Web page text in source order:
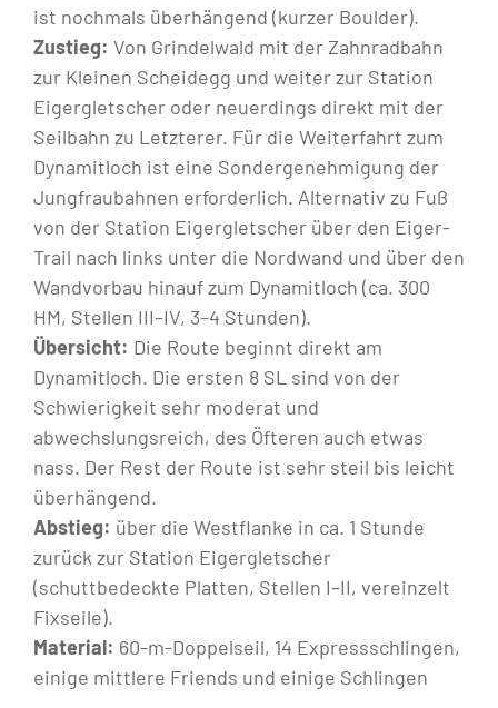
ist nochmals überhängend (kurzer Boulder).
Zustieg: Von Grindelwald mit der Zahnradbahn
zur Kleinen Scheidegg und weiter zur Station
Eigergletscher oder neuerdings direkt mit der
Seilbahn zu Letzterer. Für die Weiterfahrt zum
Dynamitloch ist eine Sondergenehmigung der
Jungfraubahnen erforderlich. Alternativ zu Fuß
von der Station Eigergletscher über den Eiger-
Trail nach links unter die Nordwand und über den
Wandvorbau hinauf zum Dynamitloch (ca. 300
HM, Stellen III–IV, 3–4 Stunden).
Übersicht: Die Route beginnt direkt am
Dynamitloch. Die ersten 8 SL sind von der
Schwierigkeit sehr moderat und
abwechslungsreich, des Öfteren auch etwas
nass. Der Rest der Route ist sehr steil bis leicht
überhängend.
Abstieg: über die Westflanke in ca. 1 Stunde
zurück zur Station Eigergletscher
(schuttbedeckte Platten, Stellen I–II, vereinzelt
Fixseile).
Material: 60-m-Doppelseil, 14 Expressschlingen,
einige mittlere Friends und einige Schlingen